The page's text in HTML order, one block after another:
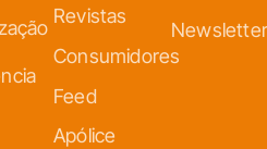
Revistas
Consumidores
Feed
Apólice
Newsletter